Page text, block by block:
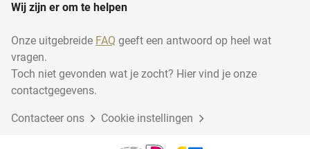
Wij zijn er om te helpen
Onze uitgebreide FAQ geeft een antwoord op heel wat
vragen.
Toch niet gevonden wat je zocht? Hier vind je onze
contactgegevens.
Contacteer ons Cookie instellingen